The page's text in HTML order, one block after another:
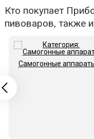
Кто покупает
пивоваров, также
Самогонные